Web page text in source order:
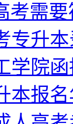
考需
专升
学院
本报